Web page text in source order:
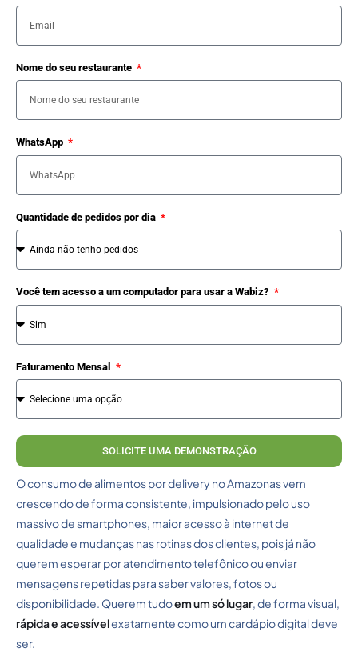
Nome do seu restaurante
WhatsApp
Quantidade de pedidos por dia
Você tem acesso a um computador para usar a Wabiz?
Faturamento Mensal
SOLICITE UMA DEMONSTRAÇÃO
O consumo de alimentos por delivery no Amazonas vem
crescendo de forma consistente, impulsionado pelo uso
massivo de smartphones, maior acesso à internet de
qualidade e mudanças nas rotinas dos clientes, pois já não
querem esperar por atendimento telefônico ou enviar
mensagens repetidas para saber valores, fotos ou
disponibilidade. Querem tudoem um só lugar, de forma visual,
rápida e acessívelexatamente como um cardápio digital deve
ser.